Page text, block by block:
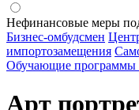
Нефинансовые меры
Бизнес-омбудсмен
импортозамещения
Обучающие
Арт